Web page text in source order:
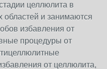
целлюлита в
областей и занимаются
избавления от
процедуры от
от целлюлита,